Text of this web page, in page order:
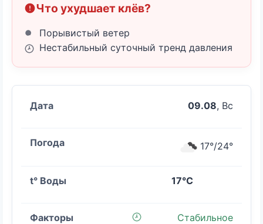
Что ухудшает клёв?
Порывистый ветер
Нестабильный суточный тренд давления
09.08, Вс
17°/24°
17°C
Стабильное